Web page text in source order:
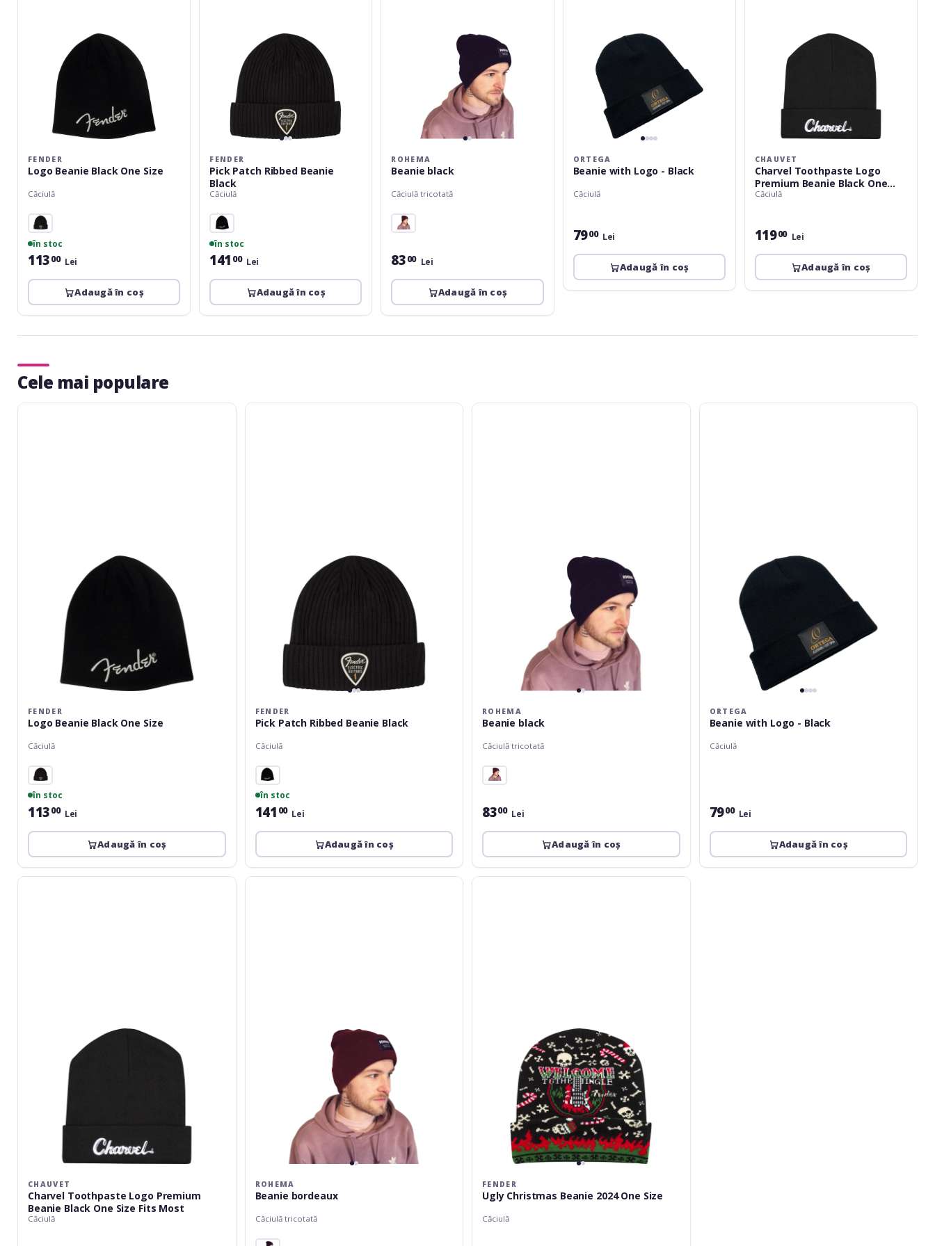
FENDER
Logo Beanie Black One Size
Căciulă
în stoc
11300 Lei
Adaugă în coș
FENDER
Pick Patch Ribbed Beanie
Black
Căciulă
în stoc
141 00 Lei
Adaugă în coș
ROHEMA
Beanie black
Căciulă tricotată
8300 Lei
Adaugă în coș
ORTEGA
Beanie with Logo - Black
Căciulă
7900 Lei
Adaugă în coș
CHAUVET
Charvel Toothpaste Logo
Premium Beanie Black One
Size Fits Most
Căciulă
11900 Lei
Adaugă în coș
Cele mai populare
Fender
FENDER
Logo Beanie Black One Size
Căciulă
în stoc
11300 Lei
Adaugă în coș
Fender
FENDER
Pick Patch Ribbed Beanie Black
Căciulă
în stoc
141 00 Lei
Adaugă în coș
Rohema
ROHEMA
Beanie black
Căciulă tricotată
8300 Lei
Adaugă în coș
Ortega
ORTEGA
Beanie with Logo - Black
Căciulă
7900 Lei
Adaugă în coș
Chauvet
CHAUVET
Charvel Toothpaste Logo Premium
Beanie Black One Size Fits Most
Căciulă
Rohema
ROHEMA
Beanie bordeaux
Căciulă tricotată
Fender
FENDER
Ugly Christmas Beanie 2024 One Size
Căciulă